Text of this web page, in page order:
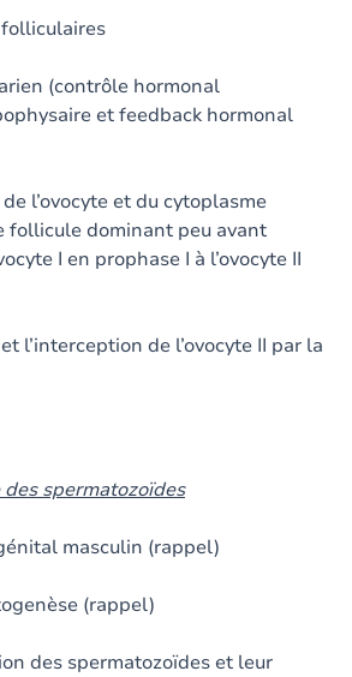
(contrôle hormonal
et feedback hormonal
l’ovocyte et du cytoplasme
follicule dominant peu avant
I en prophase I à l’ovocyte II
l’interception de l’ovocyte II par la
spermatozoïdes
masculin (rappel)
(rappel)
des spermatozoïdes et leur